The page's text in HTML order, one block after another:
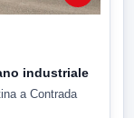
industriale
a Contrada